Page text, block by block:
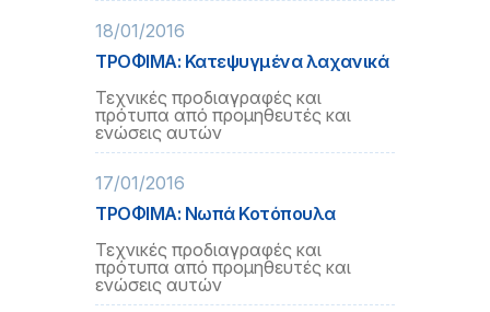
18/01/2016
ΤΡΟΦΙΜΑ: Κατεψυγμένα λαχανικά
Τεχνικές προδιαγραφές και
πρότυπα από προμηθευτές και
ενώσεις αυτών
17/01/2016
ΤΡΟΦΙΜΑ: Νωπά Κοτόπουλα
Τεχνικές προδιαγραφές και
πρότυπα από προμηθευτές και
ενώσεις αυτών